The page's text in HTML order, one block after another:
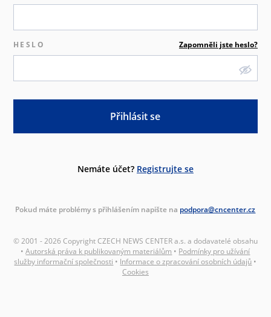
HESLO Zapomněli jste heslo?
Přihlásit se
Nemáte účet? Registrujte se
Pokud máte problémy s přihlášením napište na podpora@cncenter.cz
© 2001 - 2026 Copyright CZECH NEWS CENTER a.s. a dodavatelé obsahu
•Autorská práva k publikovaným materiálům • Podmínky pro užívání
služby informační společnosti • Informace o zpracování osobních údajů •
Cookies